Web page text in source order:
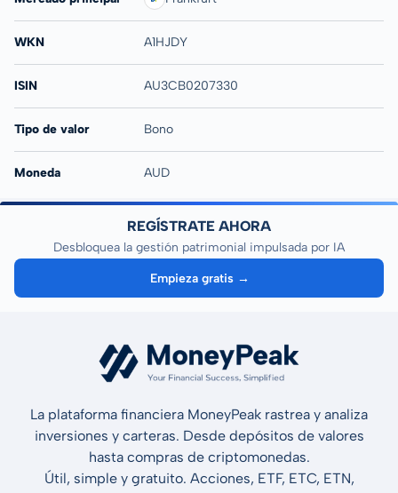
WKN A1HJDY
ISIN AU3CB0207330
Tipo de valor Bono
Moneda AUD
REGÍSTRATE AHORA
Desbloquea la gestión patrimonial impulsada por IA
Empieza gratis →
La plataforma financiera MoneyPeak rastrea y analiza
inversiones y carteras. Desde depósitos de valores
hasta compras de criptomonedas.
Útil, simple y gratuito. Acciones, ETF, ETC, ETN,